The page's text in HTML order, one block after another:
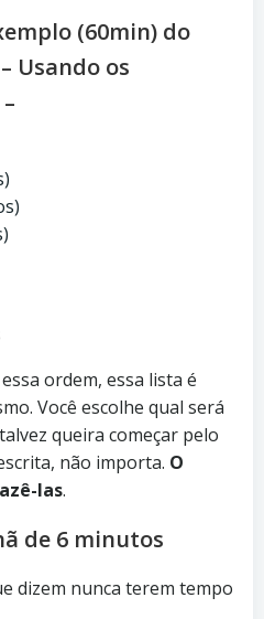
(60min) do
Usando os
ordem, essa lista é
Você escolhe qual será
queira começar pelo
não importa. O
las.
de 6 minutos
dizem nunca terem tempo